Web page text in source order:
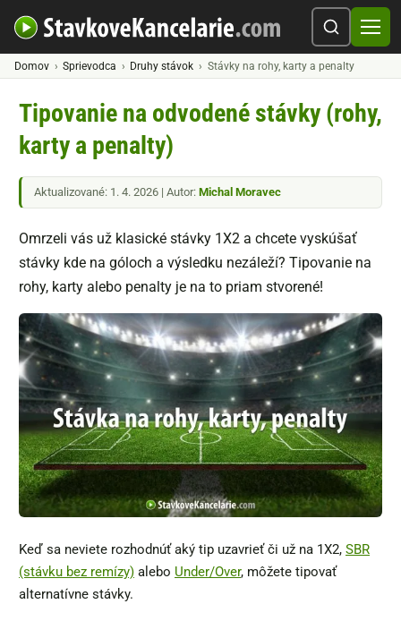
Domov Sprievodca Druhy stávok Stávky na rohy, karty a penalty
Tipovanie na odvodené stávky (rohy,
karty a penalty)
Aktualizované: 1. 4. 2026 | Autor: Michal Moravec
Omrzeli vás už klasické stávky 1X2 a chcete vyskúšať
stávky kde na góloch a výsledku nezáleží? Tipovanie na
rohy, karty alebo penalty je na to priam stvorené!
Keď sa neviete rozhodnúť aký tip uzavrieť či už na 1X2, SBR
(stávku bez remízy) alebo Under/Over, môžete tipovať
alternatívne stávky.